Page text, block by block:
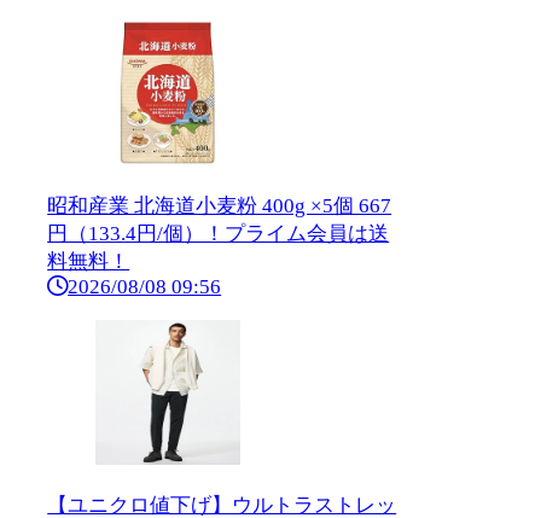
昭和産業 北海道小麦粉 400g ×5個 667
円（133.4円/個）！プライム会員は送
料無料！
2026/08/08 09:56
【ユニクロ値下げ】ウルトラストレッ